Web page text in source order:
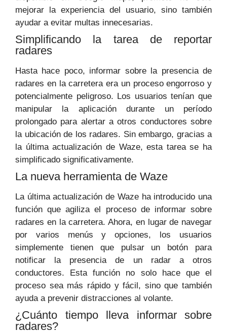
mejorar la experiencia del usuario, sino también
ayudar a evitar multas innecesarias.
Simplificando la tarea de reportar
radares
Hasta hace poco, informar sobre la presencia de
radares en la carretera era un proceso engorroso y
potencialmente peligroso. Los usuarios tenían que
manipular la aplicación durante un período
prolongado para alertar a otros conductores sobre
la ubicación de los radares. Sin embargo, gracias a
la última actualización de Waze, esta tarea se ha
simplificado significativamente.
La nueva herramienta de Waze
La última actualización de Waze ha introducido una
función que agiliza el proceso de informar sobre
radares en la carretera. Ahora, en lugar de navegar
por varios menús y opciones, los usuarios
simplemente tienen que pulsar un botón para
notificar la presencia de un radar a otros
conductores. Esta función no solo hace que el
proceso sea más rápido y fácil, sino que también
ayuda a prevenir distracciones al volante.
¿Cuánto tiempo lleva informar sobre
radares?